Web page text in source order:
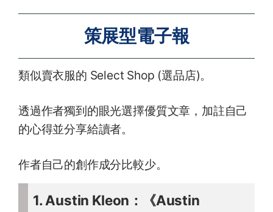
策展型電子報
類似賣衣服的 Select Shop (選品店)。
透過作者獨到的眼光選擇優質文章，加註自己
的心得並分享給讀者。
作者自己的創作成分比較少。
1. Austin Kleon：《Austin